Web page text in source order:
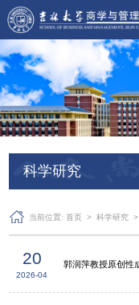
科学研究
当前位置: 首页> 科学研究>
20
2026-04